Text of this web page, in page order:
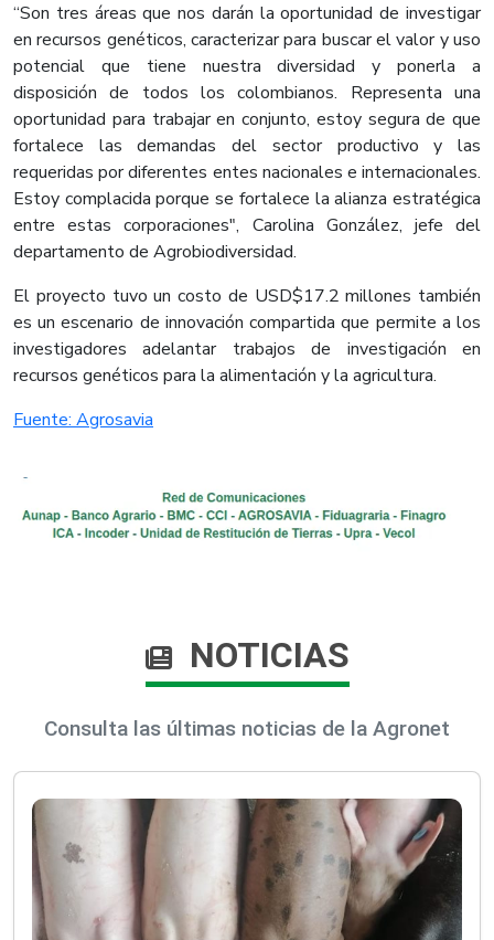
“Son tres áreas que nos darán la oportunidad de investigar
en recursos genéticos, caracterizar para buscar el valor y uso
potencial que tiene nuestra diversidad y ponerla a
disposición de todos los colombianos. Representa una
oportunidad para trabajar en conjunto, estoy segura de que
fortalece las demandas del sector productivo y las
requeridas por diferentes entes nacionales e internacionales.
Estoy complacida porque se fortalece la alianza estratégica
entre estas corporaciones", Carolina González, jefe del
departamento de Agrobiodiversidad.
El proyecto tuvo un costo de USD$17.2 millones también
es un escenario de innovación compartida que permite a los
investigadores adelantar trabajos de investigación en
recursos genéticos para la alimentación y la agricultura.​
Fuente: Agrosavia​
NOTICIAS
Consulta las últimas noticias de la Agronet